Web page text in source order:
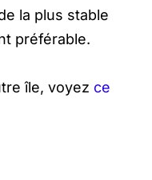
la plus stable
préférable.
île, voyez ce